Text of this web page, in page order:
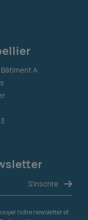
A
notre newsletter et